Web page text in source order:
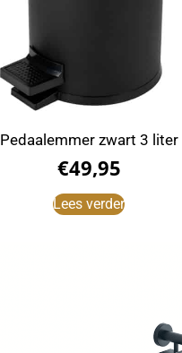
Pedaalemmer zwart 3 liter
€49,95
Lees verder